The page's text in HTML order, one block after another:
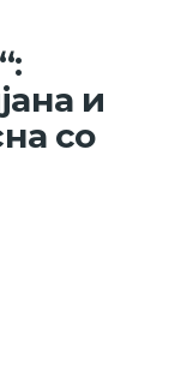
и
со